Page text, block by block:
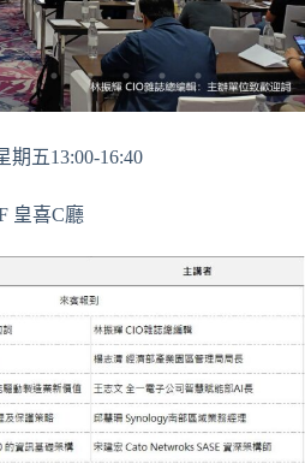
期五13:00-16:40
皇喜C廳